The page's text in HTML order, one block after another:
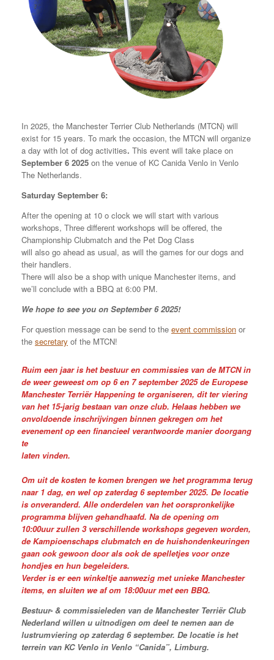
In 2025, the Manchester Terrier Club Netherlands (MTCN) will
exist for 15 years. To mark the occasion, the MTCN will organize
a day with lot of dog activities. This event will take place on
September 6 2025 on the venue of KC Canida Venlo in Venlo
The Netherlands.
Saturday September 6:
After the opening at 10 o clock we will start with various
workshops, Three different workshops will be offered, the
Championship Clubmatch and the Pet Dog Class
will also go ahead as usual, as will the games for our dogs and
their handlers.
There will also be a shop with unique Manchester items, and
we’ll conclude with a BBQ at 6:00 PM.
We hope to see you on September 6 2025!
For question message can be send to the event commission or
the secretary of the MTCN!
Ruim een jaar is het bestuur en commissies van de MTCN in
de weer geweest om op 6 en 7 september 2025 de Europese
Manchester Terriër Happening te organiseren, dit ter viering
van het 15-jarig bestaan van onze club. Helaas hebben we
onvoldoende inschrijvingen binnen gekregen om het
evenement op een financieel verantwoorde manier doorgang
te
laten vinden.
Om uit de kosten te komen brengen we het programma terug
naar 1 dag, en wel op zaterdag 6 september 2025. De locatie
is onveranderd. Alle onderdelen van het oorspronkelijke
programma blijven gehandhaafd. Na de opening om
10:00uur zullen 3 verschillende workshops gegeven worden,
de Kampioenschaps clubmatch en de huishondenkeuringen
gaan ook gewoon door als ook de spelletjes voor onze
hondjes en hun begeleiders.
Verder is er een winkeltje aanwezig met unieke Manchester
items, en sluiten we af om 18:00uur met een BBQ.
Bestuur- & commissieleden van de Manchester Terriër Club
Nederland willen u uitnodigen om deel te nemen aan de
lustrumviering op zaterdag 6 september. De locatie is het
terrein van KC Venlo in Venlo “Canida”, Limburg.